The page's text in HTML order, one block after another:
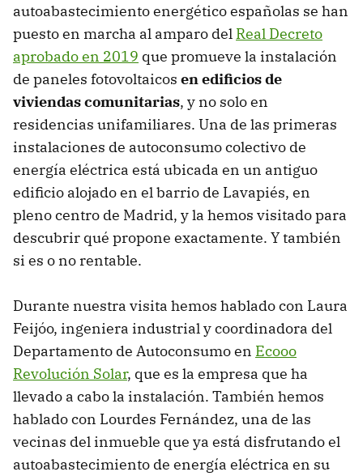
autoabastecimiento energético españolas se han
puesto en marcha al amparo del Real Decreto
aprobado en 2019 que promueve la instalación
de paneles fotovoltaicos en edificios de
viviendas comunitarias, y no solo en
residencias unifamiliares. Una de las primeras
instalaciones de autoconsumo colectivo de
energía eléctrica está ubicada en un antiguo
edificio alojado en el barrio de Lavapiés, en
pleno centro de Madrid, y la hemos visitado para
descubrir qué propone exactamente. Y también
si es o no rentable.
Durante nuestra visita hemos hablado con Laura
Feijóo, ingeniera industrial y coordinadora del
Departamento de Autoconsumo en Ecooo
Revolución Solar, que es la empresa que ha
llevado a cabo la instalación. También hemos
hablado con Lourdes Fernández, una de las
vecinas del inmueble que ya está disfrutando el
autoabastecimiento de energía eléctrica en su